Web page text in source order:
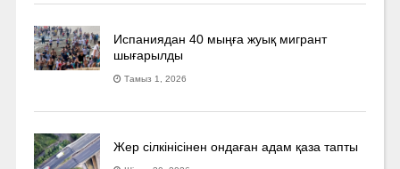
Испаниядан 40 мыңға жуық мигрант
шығарылды
Тамыз 1, 2026
Жер сілкінісінен ондаған адам қаза тапты